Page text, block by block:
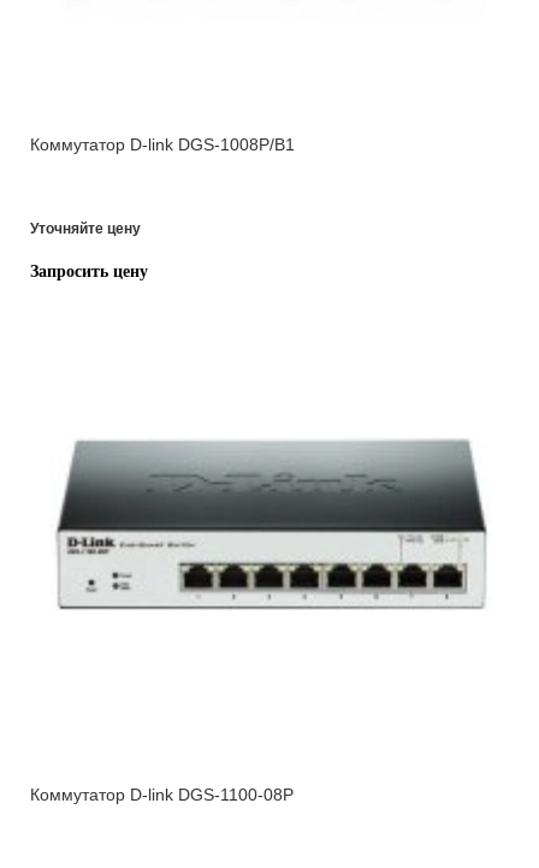
Коммутатор D-link DGS-1008P/B1
Уточняйте цену
Запросить цену
Коммутатор D-link DGS-1100-08P